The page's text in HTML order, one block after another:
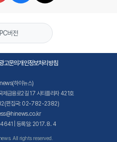
PC버전
고문의개인정보처리방침
하이뉴스)
제금융로2길 17 시티플라자 421호
편집국: 02-782-2382)
| 등록일: 2017. 8. 4
All rights reserved.